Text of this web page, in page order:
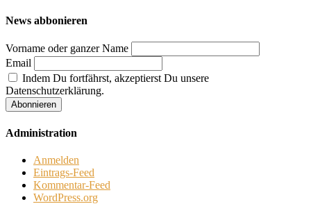
News abbonieren
Vorname oder ganzer Name
Email
Indem Du fortfährst, akzeptierst Du unsere
Datenschutzerklärung.
Administration
Anmelden
Eintrags-Feed
Kommentar-Feed
WordPress.org